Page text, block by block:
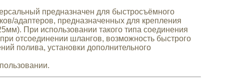
предназначен для быстросъёмного
адаптеров, предназначенных для крепления
При использовании такого типа соединения
отсоединении шлангов, возможность быстрого
полива, установки дополнительного